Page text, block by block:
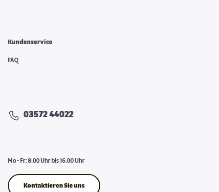
Kundenservice
FAQ
03572 44022
Mo - Fr: 8.00 Uhr bis 16.00 Uhr
Kontaktieren Sie uns